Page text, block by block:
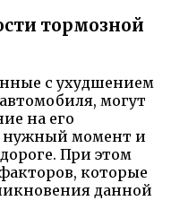
тормозной
с ухудшением
могут
на его
нужный момент и
При этом
которые
данной